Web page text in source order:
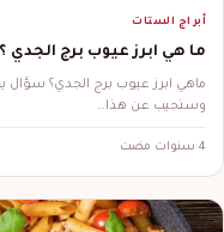
أبراج الستات
ما هي ابرز عيوب برج الجدي ؟
ماهي ابرز عيوب برج الجدي؟
وسنجيب عن هذا…
4 سنوات مضت